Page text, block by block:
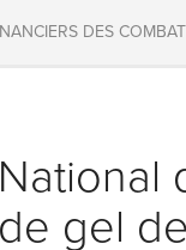
DES
gel